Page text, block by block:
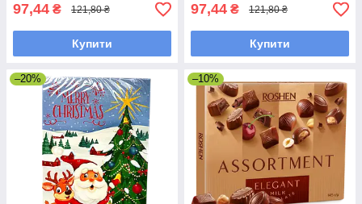
97,44 ₴ 121,80 ₴
Купити
97,44 ₴ 121,80 ₴
Купити
–20% –10%